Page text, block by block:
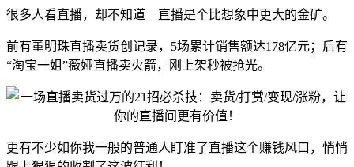
很多人看直播，却不知道 直播是个比想象中更大的金矿。
前有董明珠直播卖货创记录，5场累计销售额达178亿元；后有
“淘宝一姐”薇娅直播卖火箭，刚上架秒被抢光。
更有不少如你我一般的普通人盯准了直播这个赚钱风口，悄悄